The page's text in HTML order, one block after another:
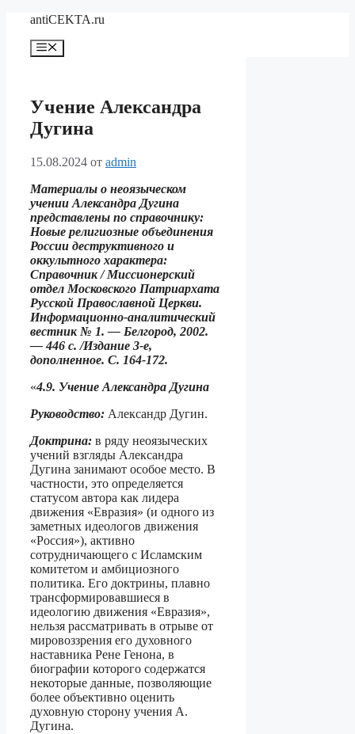
Перейти
содержимому
antiCEKTA.ru
Меню
Учение Александра
Дугина
15.08.2024 от admin
Материалы о неоязыческом
учении Александра Дугина
представлены по справочнику:
Новые религиозные объединения
России деструктивного и
оккультного характера:
Справочник / Миссионерский
отдел Московского Патриархата
Русской Православной Церкви.
Информационно-аналитический
вестник № 1. — Белгород, 2002.
— 446 с. /Издание 3-е,
дополненное. С. 164-172.
«4.9. Учение Александра Дугина
Руководство: Александр Дугин.
Доктрина: в ряду неоязыческих
учений взгляды Александра
Дугина занимают особое место. В
частности, это определяется
статусом автора как лидера
движения «Евразия» (и одного из
заметных идеологов движения
«Россия»), активно
сотрудничающего с Ис­ламским
комитетом и амбициозного
политика. Его доктрины, плавно
трансформи­ровавшиеся в
идеологию движения «Евразия»,
нельзя рассматривать в отрыве от
ми­ровоззрения его духовного
наставника Рене Генона, в
биографии которого содержат­ся
некоторые данные, позволяющие
более объективно оценить
духовную сторону учения А.
Дугина.